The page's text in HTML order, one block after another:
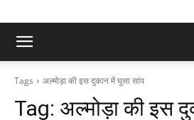
Tags अल्मोड़ा की इस दुकान में घुसा सांप
Tag: अल्मोड़ा की इस